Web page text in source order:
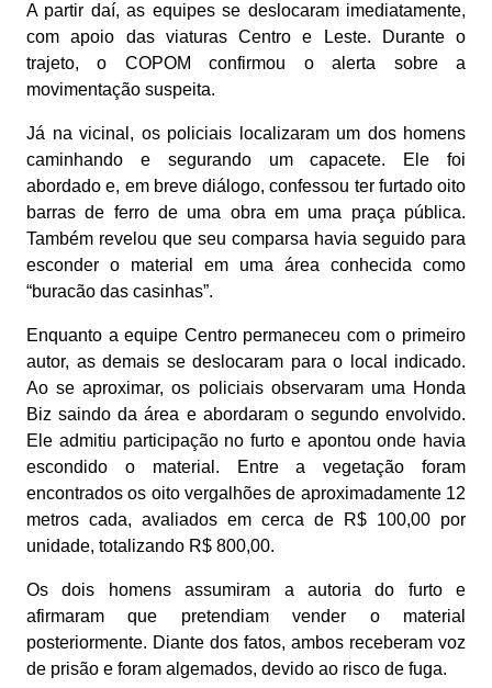
A partir daí, as equipes se deslocaram imediatamente,
com apoio das viaturas Centro e Leste. Durante o
trajeto, o COPOM confirmou o alerta sobre a
movimentação suspeita.
Já na vicinal, os policiais localizaram um dos homens
caminhando e segurando um capacete. Ele foi
abordado e, em breve diálogo, confessou ter furtado oito
barras de ferro de uma obra em uma praça pública.
Também revelou que seu comparsa havia seguido para
esconder o material em uma área conhecida como
“buracão das casinhas”.
Enquanto a equipe Centro permaneceu com o primeiro
autor, as demais se deslocaram para o local indicado.
Ao se aproximar, os policiais observaram uma Honda
Biz saindo da área e abordaram o segundo envolvido.
Ele admitiu participação no furto e apontou onde havia
escondido o material. Entre a vegetação foram
encontrados os oito vergalhões de aproximadamente 12
metros cada, avaliados em cerca de R$ 100,00 por
unidade, totalizando R$ 800,00.
Os dois homens assumiram a autoria do furto e
afirmaram que pretendiam vender o material
posteriormente. Diante dos fatos, ambos receberam voz
de prisão e foram algemados, devido ao risco de fuga.